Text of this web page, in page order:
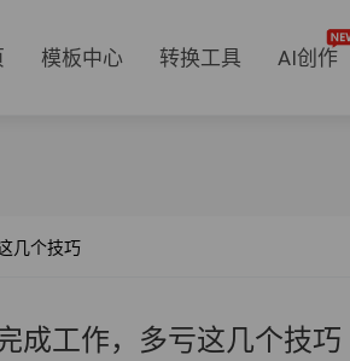
模板中心 转换工具 AI创作
几个技巧
成工作，多亏这几个技巧